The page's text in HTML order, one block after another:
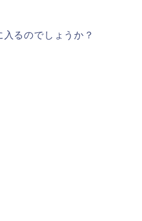
るのでしょうか？